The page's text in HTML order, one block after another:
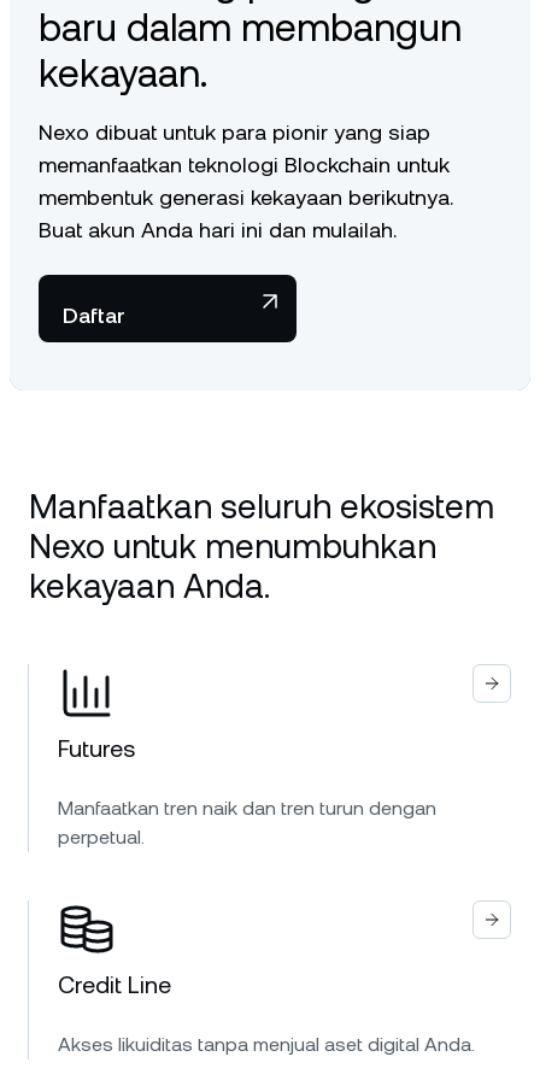
crypto will be sold.
To learn more about loan repayments, visit our dedicated
Help Center article.
baru dalam membangun
kekayaan.
Nexo dibuat untuk para pionir yang siap
memanfaatkan teknologi Blockchain untuk
membentuk generasi kekayaan berikutnya.
Buat akun Anda hari ini dan mulailah.
Daftar
Manfaatkan seluruh ekosistem
Nexo untuk menumbuhkan
kekayaan Anda.
Futures
Manfaatkan tren naik dan tren turun dengan
perpetual.
Credit Line
Akses likuiditas tanpa menjual aset digital Anda.